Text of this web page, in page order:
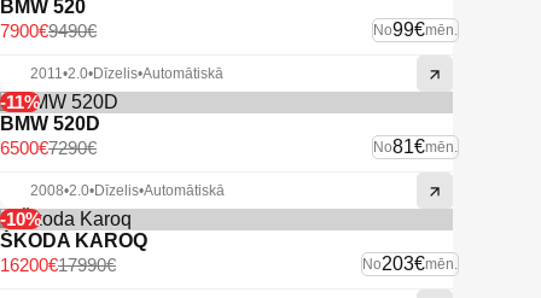
BMW 520
No99€mēn.
9490€
7900€
2011•2.0•Dīzelis•Automātiskā
-11%
BMW 520D
No81€mēn.
7290€
6500€
2008•2.0•Dīzelis•Automātiskā
-10%
ŠKODA KAROQ
No203€mēn.
17990€
16200€